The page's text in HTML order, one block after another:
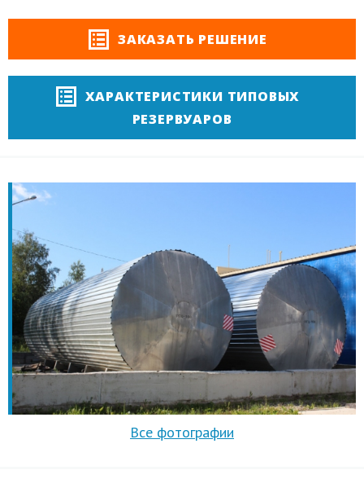
ЗАКАЗАТЬ РЕШЕНИЕ
ХАРАКТЕРИСТИКИ ТИПОВЫХ
РЕЗЕРВУАРОВ